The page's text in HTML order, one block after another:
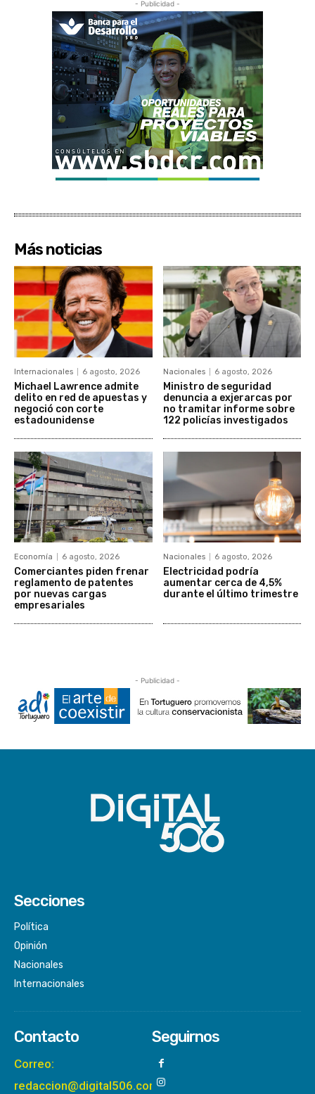
- Publicidad -
Más noticias
Internacionales 6 agosto, 2026
Michael Lawrence admite
delito en red de apuestas y
negoció con corte
estadounidense
Nacionales 6 agosto, 2026
Ministro de seguridad
denuncia a exjerarcas por
no tramitar informe sobre
122 policías investigados
Economía 6 agosto, 2026
Comerciantes piden frenar
reglamento de patentes
por nuevas cargas
empresariales
Nacionales 6 agosto, 2026
Electricidad podría
aumentar cerca de 4,5%
durante el último trimestre
- Publicidad -
Secciones
Política
Opinión
Nacionales
Internacionales
Contacto
Correo:
redaccion@digital506.com
Seguirnos